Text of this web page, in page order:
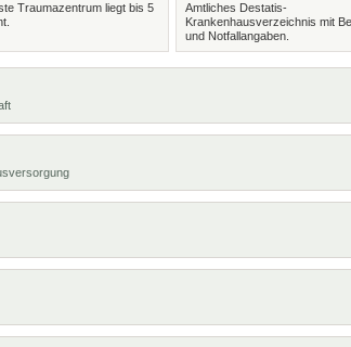
Traumazentrum liegt bis 5
Amtliches Destatis-
Krankenhausverzeichnis mit
und Notfallangaben.